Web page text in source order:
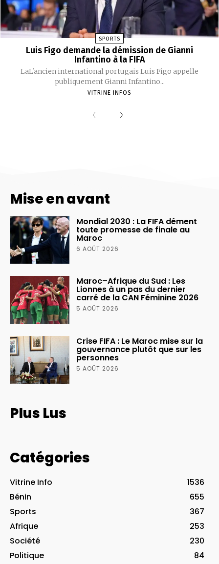
Mise en avant
Mondial 2030 : La FIFA dément
toute promesse de finale au
Maroc
6 AOÛT 2026
Maroc–Afrique du Sud : Les
Lionnes à un pas du dernier
carré de la CAN Féminine 2026
5 AOÛT 2026
Crise FIFA : Le Maroc mise sur la
gouvernance plutôt que sur les
personnes
5 AOÛT 2026
Plus Lus
Catégories
Vitrine Info
1536
Bénin
655
Sports
367
Afrique
253
Société
230
Politique
84